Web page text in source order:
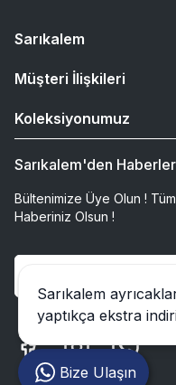
Sarıkalem
Müşteri İlişkileri
Koleksiyonumuz
Sarıkalem'den Haberler
Bültenimize Üye Olun !
Haberiniz Olsun !
Bize Ulaşın
Sarıkalem
yaptıkça ekstra